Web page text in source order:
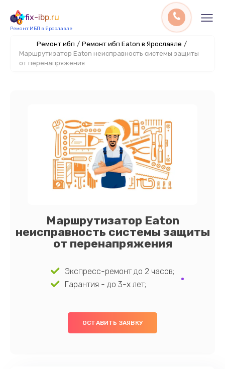
fix-ibp.ru
Ремонт ИБП в Ярославле
Ремонт ибп / Ремонт ибп Eaton в Ярославле /
Маршрутизатор Eaton неисправность системы защиты
от перенапряжения
Маршрутизатор Eaton
неисправность системы защиты
от перенапряжения
Экспресс-ремонт до 2 часов;
Гарантия - до 3-х лет;
ОСТАВИТЬ ЗАЯВКУ